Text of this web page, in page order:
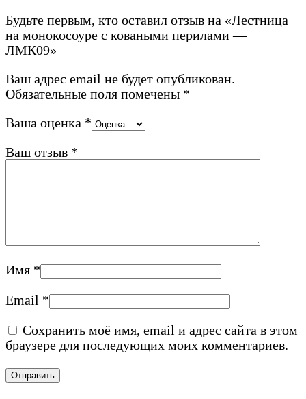
Будьте первым, кто оставил отзыв на «Лестница
на монокосоуре с коваными перилами —
ЛМК09»
Ваш адрес email не будет опубликован.
Обязательные поля помечены *
Ваша оценка *
Ваш отзыв *
Имя *
Email *
Сохранить моё имя, email и адрес сайта в этом
браузере для последующих моих комментариев.